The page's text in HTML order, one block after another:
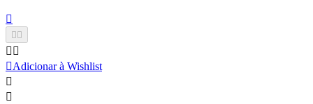


 
Adicionar à Wishlist

